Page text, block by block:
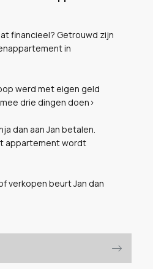
financieel? Getrouwd zijn
in
werd met eigen geld
drie dingen doen>
dan aan Jan betalen.
appartement wordt
verkopen beurt Jan dan